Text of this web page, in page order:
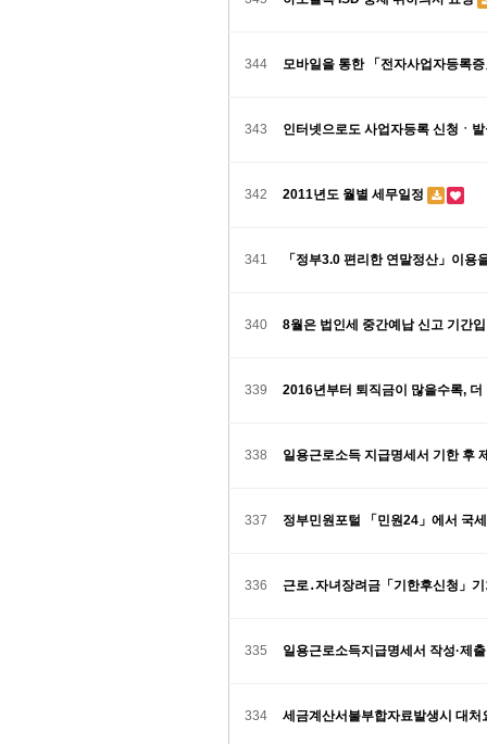
344 모바일을 통한 「전자사업자등록
343 인터넷으로도 사업자등록 신청ㆍ
342 2011년도 월별 세무일정
341 「정부3.0 편리한 연말정산」이
340 8월은 법인세 중간예납 신고 기간
339 2016년부터 퇴직금이 많을수록,
338 일용근로소득 지급명세서 기한 후
337 정부민원포털 「민원24」에서 국
336 근로․자녀장려금「기한후신청」
335 일용근로소득지급명세서 작성·제
334 세금계산서불부합자료발생시 대